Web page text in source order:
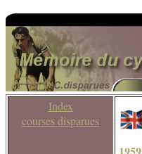
Index
courses disparues